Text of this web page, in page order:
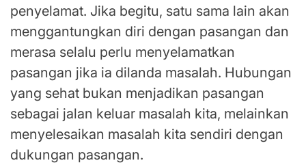
penyelamat. Jika begitu, satu sama lain akan
menggantungkan diri dengan pasangan dan
merasa selalu perlu menyelamatkan
pasangan jika ia dilanda masalah. Hubungan
yang sehat bukan menjadikan pasangan
sebagai jalan keluar masalah kita, melainkan
menyelesaikan masalah kita sendiri dengan
dukungan pasangan.